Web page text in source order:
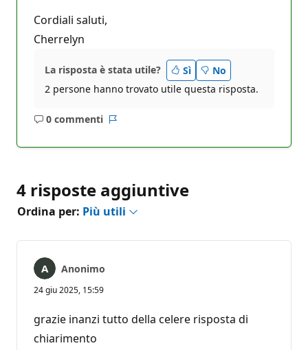
Cordiali saluti,
Cherrelyn
La risposta è stata utile? Sì
No
2 persone hanno trovato utile questa risposta.
0 commenti
Nessun
4 risposte aggiuntive
Ordina per: Più utili
Anonimo
24 giu 2025, 15:59
grazie inanzi tutto della celere risposta di
chiarimento